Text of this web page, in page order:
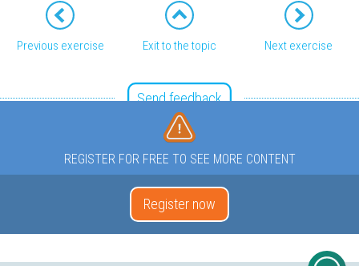
Previous exercise Exit to the topic Next exercise
Send feedback
REGISTER FOR FREE TO SEE MORE CONTENT
Register now